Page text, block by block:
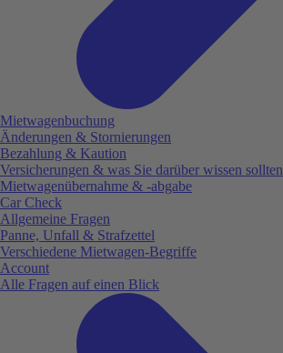
Mietwagenbuchung
Änderungen & Stornierungen
Bezahlung & Kaution
Versicherungen & was Sie darüber wissen sollten
Mietwagenübernahme & -abgabe
Car Check
Allgemeine Fragen
Panne, Unfall & Strafzettel
Verschiedene Mietwagen-Begriffe
Account
Alle Fragen auf einen Blick